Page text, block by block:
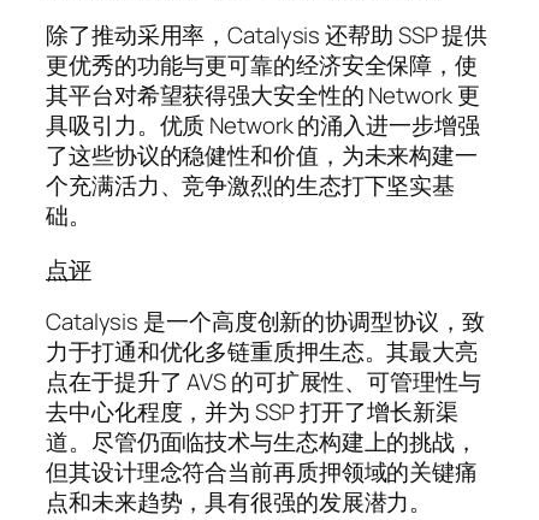
除了推动采用率，Catalysis 还帮助 SSP 提供
更优秀的功能与更可靠的经济安全保障，使
其平台对希望获得强大安全性的 Network 更
具吸引力。优质 Network 的涌入进一步增强
了这些协议的稳健性和价值，为未来构建一
个充满活力、竞争激烈的生态打下坚实基
础。
点评
Catalysis 是一个高度创新的协调型协议，致
力于打通和优化多链重质押生态。其最大亮
点在于提升了 AVS 的可扩展性、可管理性与
去中心化程度，并为 SSP 打开了增长新渠
道。尽管仍面临技术与生态构建上的挑战，
但其设计理念符合当前再质押领域的关键痛
点和未来趋势，具有很强的发展潜力。